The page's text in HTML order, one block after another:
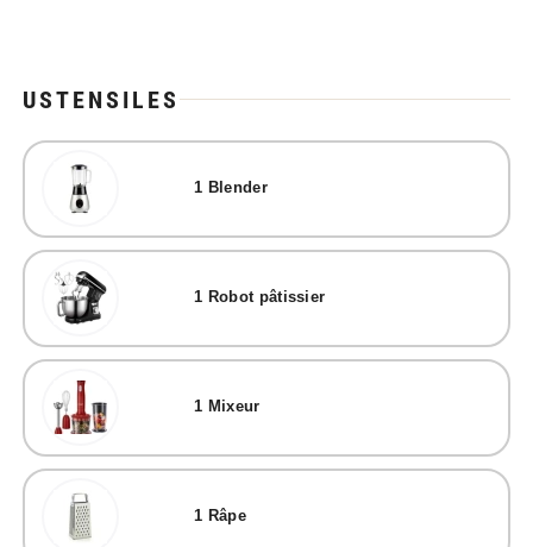
USTENSILES
1 Blender
1 Robot pâtissier
1 Mixeur
1 Râpe